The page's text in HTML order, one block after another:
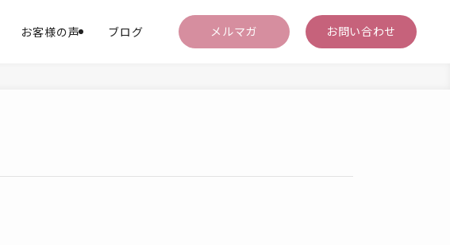
お客様の声 ブログ メルマガ お問い合わせ